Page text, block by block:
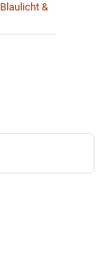
Blaulicht &